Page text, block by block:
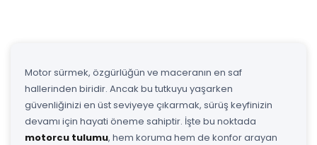
Motor sürmek, özgürlüğün ve maceranın en saf
hallerinden biridir. Ancak bu tutkuyu yaşarken
güvenliğinizi en üst seviyeye çıkarmak, sürüş keyfinizin
devamı için hayati öneme sahiptir. İşte bu noktada
motorcu tulumu, hem koruma hem de konfor arayan